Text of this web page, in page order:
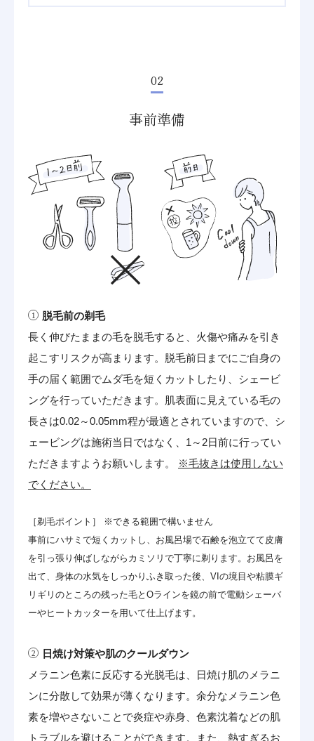
02
事前準備
脱毛前の剃毛
長く伸びたままの毛を脱毛すると、火傷や痛みを引き
起こすリスクが高まります。脱毛前日までにご自身の
手の届く範囲でムダ毛を短くカットしたり、シェービ
ングを行っていただきます。肌表面に見えている毛の
長さは0.02～0.05mm程が最適とされていますので、シ
ェービングは施術当日ではなく、1～2日前に行ってい
ただきますようお願いします。
※毛抜きは使用しない
でください。
［剃毛ポイント］ ※できる範囲で構いません
事前にハサミで短くカットし、お風呂場で石鹸を泡立てて皮膚
を引っ張り伸ばしながらカミソリで丁寧に剃ります。お風呂を
出て、身体の水気をしっかりふき取った後、VIの境目や粘膜ギ
リギリのところの残った毛とOラインを鏡の前で電動シェーバ
ーやヒートカッターを用いて仕上げます。
日焼け対策や肌のクールダウン
メラニン色素に反応する光脱毛は、日焼け肌のメラニ
ンに分散して効果が薄くなります。余分なメラニン色
素を増やさないことで炎症や赤身、色素沈着などの肌
トラブルを避けることができます。また、熱すぎるお